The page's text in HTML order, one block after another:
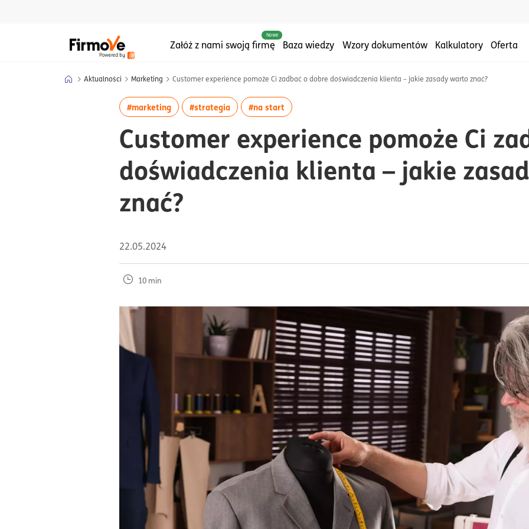
Menu główne serwisu
Załóż z nami swoją firmę
Nowe
Baza wiedzy Wzory dokumentów Kalkulatory Oferta
Aktualności Marketing Customer experience pomoże Ci zadbać o dobre doświadczenia klienta – jakie zasady warto znać?
#marketingwięcej artykułów z tagiem:#marketing
#strategiawięcej artykułów z tagiem:#strategia
#na startwięcej artykułów z tagiem:#na start
Customer experience pomoże Ci
doświadczenia klienta – jakie
znać?
22.05.2024
10 min